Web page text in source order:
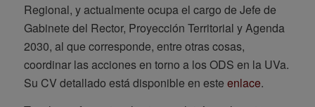
Regional, y actualmente ocupa el cargo de Jefe de
Gabinete del Rector, Proyección Territorial y Agenda
2030, al que corresponde, entre otras cosas,
coordinar las acciones en torno a los ODS en la UVa.
Su CV detallado está disponible en este enlace.